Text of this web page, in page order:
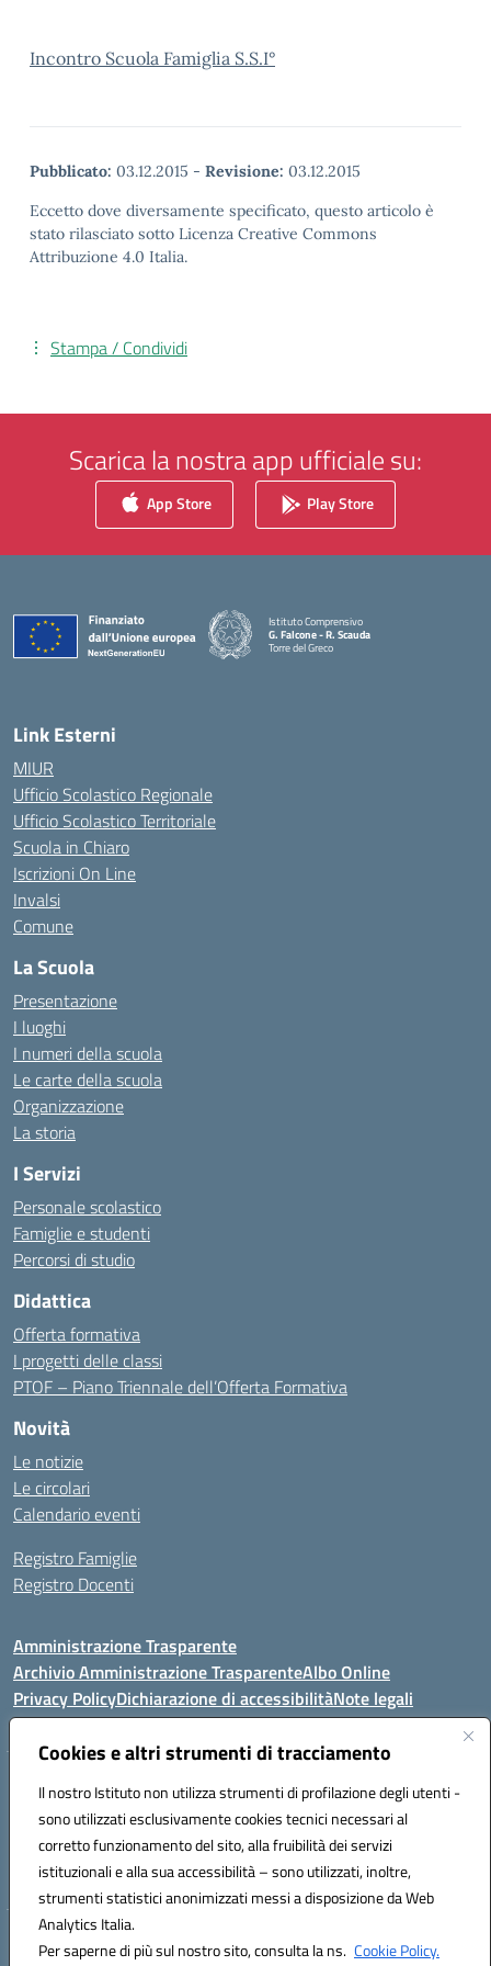
Cookies e altri strumenti di tracciamento
Il nostro Istituto non utilizza strumenti di profilazione degli utenti -
sono utilizzati esclusivamente cookies tecnici necessari al
corretto funzionamento del sito, alla fruibilità dei servizi
istituzionali e alla sua accessibilità – sono utilizzati, inoltre,
strumenti statistici anonimizzati messi a disposizione da Web
Analytics Italia.
Per saperne di più sul nostro sito, consulta la ns. Cookie Policy.
Incontro Scuola Famiglia S.S.I°
Pubblicato: 03.12.2015 - Revisione: 03.12.2015
Eccetto dove diversamente specificato, questo articolo è
stato rilasciato sotto Licenza Creative Commons
Attribuzione 4.0 Italia.
Stampa / Condividi
Scarica la nostra app ufficiale su:
App Store Play Store
Istituto Comprensivo
G. Falcone - R. Scauda
Torre del Greco
Link Esterni
MIUR
Ufficio Scolastico Regionale
Ufficio Scolastico Territoriale
Scuola in Chiaro
Iscrizioni On Line
Invalsi
Comune
La Scuola
Presentazione
I luoghi
I numeri della scuola
Le carte della scuola
Organizzazione
La storia
I Servizi
Personale scolastico
Famiglie e studenti
Percorsi di studio
Didattica
Offerta formativa
I progetti delle classi
PTOF – Piano Triennale dell’Offerta Formativa
Novità
Le notizie
Le circolari
Calendario eventi
Registro Famiglie
Registro Docenti
Amministrazione Trasparente
Archivio Amministrazione TrasparenteAlbo Online
Privacy PolicyDichiarazione di accessibilitàNote legali
Istituto Comprensivo Statale
Via Cupa Campanariello, 5 - 80059, Torre del Greco (NA)
Tel. +39 0818834377 - Fax +39 0818834377 - Cod.Fisc. 95170530638
Email: naic8df00a@istruzione.it - PEC: naic8df00a@pec.istruzione.it
Hosting & Powered by 3D Solution S.r.l.